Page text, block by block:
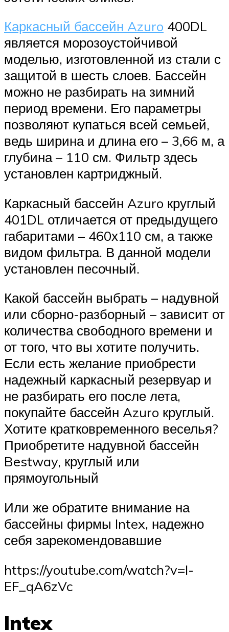
Каркасный бассейн Azuro 400DL
является морозоустойчивой
моделью, изготовленной из стали с
защитой в шесть слоев. Бассейн
можно не разбирать на зимний
период времени. Его параметры
позволяют купаться всей семьей,
ведь ширина и длина его – 3,66 м, а
глубина – 110 см. Фильтр здесь
установлен картриджный.
Каркасный бассейн Azuro круглый
401DL отличается от предыдущего
габаритами – 460х110 см, а также
видом фильтра. В данной модели
установлен песочный.
Какой бассейн выбрать – надувной
или сборно-разборный – зависит от
количества свободного времени и
от того, что вы хотите получить.
Если есть желание приобрести
надежный каркасный резервуар и
не разбирать его после лета,
покупайте бассейн Azuro круглый.
Хотите кратковременного веселья?
Приобретите надувной бассейн
Bestway, круглый или
прямоугольный
Или же обратите внимание на
бассейны фирмы Intex, надежно
себя зарекомендовавшие
https://youtube.com/watch?v=I-
EF_qA6zVc
Intex